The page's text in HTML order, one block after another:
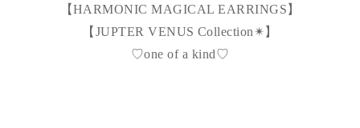
【HARMONIC MAGICAL EARRINGS】
【JUPTER VENUS Collection✴︎】
♡one of a kind♡